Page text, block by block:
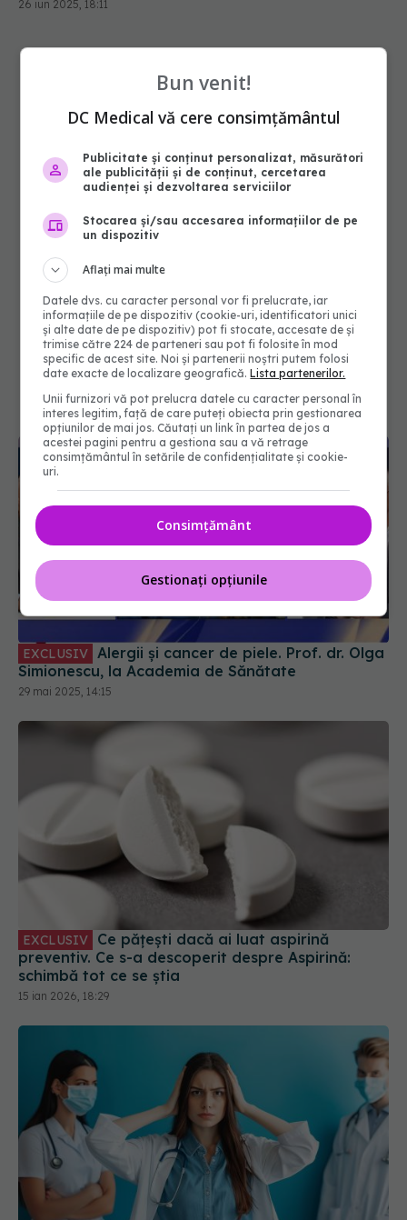
26 iun 2025, 18:11
EXCLUSIV
Simionescu, la Academia de Sănătate
29 mai 2025, 14:15
EXCLUSIV
preventiv. Ce s-a descoperit despre Aspirină:
schimbă tot ce se știa
15 ian 2026, 18:29
Bun venit!
DC Medical vă cere consimțământul
Publicitate și conținut personalizat, măsurători
ale publicității și de conținut, cercetarea
audienței și dezvoltarea serviciilor
Stocarea și/sau accesarea informațiilor de pe
un dispozitiv
Aflați mai multe
Datele dvs. cu caracter personal vor fi prelucrate, iar
informațiile de pe dispozitiv (cookie-uri, identificatori unici
și alte date de pe dispozitiv) pot fi stocate, accesate de și
trimise către 224 de parteneri sau pot fi folosite în mod
specific de acest site. Noi și partenerii noștri putem folosi
date exacte de localizare geografică.Lista partenerilor.
Unii furnizori vă pot prelucra datele cu caracter personal în
interes legitim, față de care puteți obiecta prin gestionarea
opțiunilor de mai jos. Căutați un link în partea de jos a
acestei pagini pentru a gestiona sau a vă retrage
consimțământul în setările de confidențialitate și cookie-
uri.
Consimțământ
Gestionați opțiunile